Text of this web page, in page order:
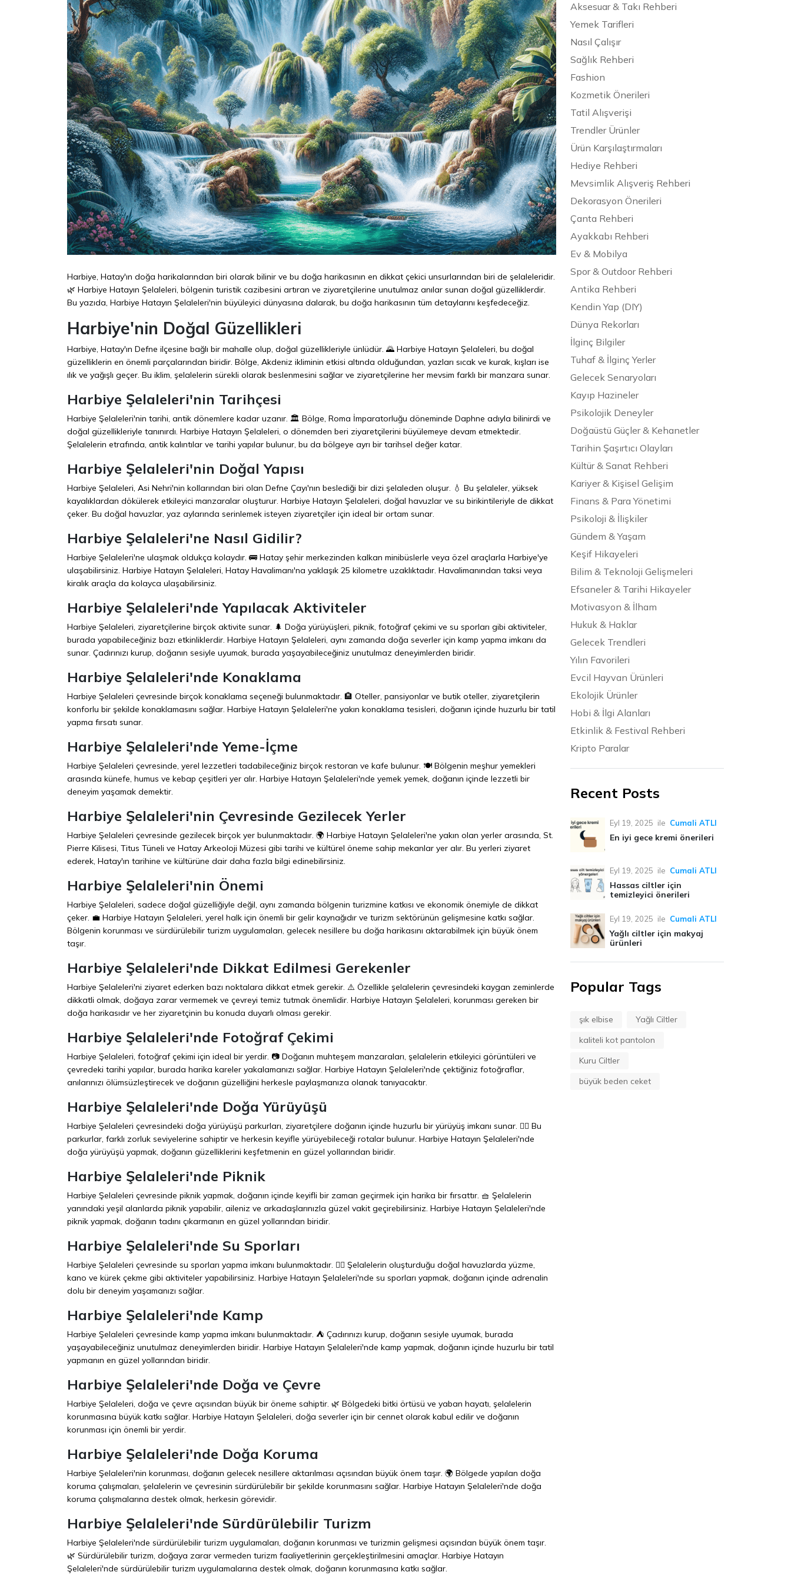
Harbiye, Hatay'ın doğa harikalarından biri olarak bilinir ve bu doğa harikasının en dikkat çekici unsurlarından biri de şelaleleridir.
🌿 Harbiye Hatayın Şelaleleri, bölgenin turistik cazibesini artıran ve ziyaretçilerine unutulmaz anılar sunan doğal güzelliklerdir.
Bu yazıda, Harbiye Hatayın Şelaleleri'nin büyüleyici dünyasına dalarak, bu doğa harikasının tüm detaylarını keşfedeceğiz.
Harbiye'nin Doğal Güzellikleri
Harbiye, Hatay'ın Defne ilçesine bağlı bir mahalle olup, doğal güzellikleriyle ünlüdür. 🌄 Harbiye Hatayın Şelaleleri, bu doğal
güzelliklerin en önemli parçalarından biridir. Bölge, Akdeniz ikliminin etkisi altında olduğundan, yazları sıcak ve kurak, kışları ise
ılık ve yağışlı geçer. Bu iklim, şelalelerin sürekli olarak beslenmesini sağlar ve ziyaretçilerine her mevsim farklı bir manzara sunar.
Harbiye Şelaleleri'nin Tarihçesi
Harbiye Şelaleleri'nin tarihi, antik dönemlere kadar uzanır. 🏛️ Bölge, Roma İmparatorluğu döneminde Daphne adıyla bilinirdi ve
doğal güzellikleriyle tanınırdı. Harbiye Hatayın Şelaleleri, o dönemden beri ziyaretçilerini büyülemeye devam etmektedir.
Şelalelerin etrafında, antik kalıntılar ve tarihi yapılar bulunur, bu da bölgeye ayrı bir tarihsel değer katar.
Harbiye Şelaleleri'nin Doğal Yapısı
Harbiye Şelaleleri, Asi Nehri'nin kollarından biri olan Defne Çayı'nın beslediği bir dizi şelaleden oluşur. 💧 Bu şelaleler, yüksek
kayalıklardan dökülerek etkileyici manzaralar oluşturur. Harbiye Hatayın Şelaleleri, doğal havuzlar ve su birikintileriyle de dikkat
çeker. Bu doğal havuzlar, yaz aylarında serinlemek isteyen ziyaretçiler için ideal bir ortam sunar.
Harbiye Şelaleleri'ne Nasıl Gidilir?
Harbiye Şelaleleri'ne ulaşmak oldukça kolaydır. 🚌 Hatay şehir merkezinden kalkan minibüslerle veya özel araçlarla Harbiye'ye
ulaşabilirsiniz. Harbiye Hatayın Şelaleleri, Hatay Havalimanı'na yaklaşık 25 kilometre uzaklıktadır. Havalimanından taksi veya
kiralık araçla da kolayca ulaşabilirsiniz.
Harbiye Şelaleleri'nde Yapılacak Aktiviteler
Harbiye Şelaleleri, ziyaretçilerine birçok aktivite sunar. 🌲 Doğa yürüyüşleri, piknik, fotoğraf çekimi ve su sporları gibi aktiviteler,
burada yapabileceğiniz bazı etkinliklerdir. Harbiye Hatayın Şelaleleri, aynı zamanda doğa severler için kamp yapma imkanı da
sunar. Çadırınızı kurup, doğanın sesiyle uyumak, burada yaşayabileceğiniz unutulmaz deneyimlerden biridir.
Harbiye Şelaleleri'nde Konaklama
Harbiye Şelaleleri çevresinde birçok konaklama seçeneği bulunmaktadır. 🏨 Oteller, pansiyonlar ve butik oteller, ziyaretçilerin
konforlu bir şekilde konaklamasını sağlar. Harbiye Hatayın Şelaleleri'ne yakın konaklama tesisleri, doğanın içinde huzurlu bir tatil
yapma fırsatı sunar.
Harbiye Şelaleleri'nde Yeme-İçme
Harbiye Şelaleleri çevresinde, yerel lezzetleri tadabileceğiniz birçok restoran ve kafe bulunur. 🍽️ Bölgenin meşhur yemekleri
arasında künefe, humus ve kebap çeşitleri yer alır. Harbiye Hatayın Şelaleleri'nde yemek yemek, doğanın içinde lezzetli bir
deneyim yaşamak demektir.
Harbiye Şelaleleri'nin Çevresinde Gezilecek Yerler
Harbiye Şelaleleri çevresinde gezilecek birçok yer bulunmaktadır. 🌍 Harbiye Hatayın Şelaleleri'ne yakın olan yerler arasında, St.
Pierre Kilisesi, Titus Tüneli ve Hatay Arkeoloji Müzesi gibi tarihi ve kültürel öneme sahip mekanlar yer alır. Bu yerleri ziyaret
ederek, Hatay'ın tarihine ve kültürüne dair daha fazla bilgi edinebilirsiniz.
Harbiye Şelaleleri'nin Önemi
Harbiye Şelaleleri, sadece doğal güzelliğiyle değil, aynı zamanda bölgenin turizmine katkısı ve ekonomik önemiyle de dikkat
çeker. 💼 Harbiye Hatayın Şelaleleri, yerel halk için önemli bir gelir kaynağıdır ve turizm sektörünün gelişmesine katkı sağlar.
Bölgenin korunması ve sürdürülebilir turizm uygulamaları, gelecek nesillere bu doğa harikasını aktarabilmek için büyük önem
taşır.
Harbiye Şelaleleri'nde Dikkat Edilmesi Gerekenler
Harbiye Şelaleleri'ni ziyaret ederken bazı noktalara dikkat etmek gerekir. ⚠️ Özellikle şelalelerin çevresindeki kaygan zeminlerde
dikkatli olmak, doğaya zarar vermemek ve çevreyi temiz tutmak önemlidir. Harbiye Hatayın Şelaleleri, korunması gereken bir
doğa harikasıdır ve her ziyaretçinin bu konuda duyarlı olması gerekir.
Harbiye Şelaleleri'nde Fotoğraf Çekimi
Harbiye Şelaleleri, fotoğraf çekimi için ideal bir yerdir. 📷 Doğanın muhteşem manzaraları, şelalelerin etkileyici görüntüleri ve
çevredeki tarihi yapılar, burada harika kareler yakalamanızı sağlar. Harbiye Hatayın Şelaleleri'nde çektiğiniz fotoğraflar,
anılarınızı ölümsüzleştirecek ve doğanın güzelliğini herkesle paylaşmanıza olanak tanıyacaktır.
Harbiye Şelaleleri'nde Doğa Yürüyüşü
Harbiye Şelaleleri çevresindeki doğa yürüyüşü parkurları, ziyaretçilere doğanın içinde huzurlu bir yürüyüş imkanı sunar. 🚶‍♂️ Bu
parkurlar, farklı zorluk seviyelerine sahiptir ve herkesin keyifle yürüyebileceği rotalar bulunur. Harbiye Hatayın Şelaleleri'nde
doğa yürüyüşü yapmak, doğanın güzelliklerini keşfetmenin en güzel yollarından biridir.
Harbiye Şelaleleri'nde Piknik
Harbiye Şelaleleri çevresinde piknik yapmak, doğanın içinde keyifli bir zaman geçirmek için harika bir fırsattır. 🧺 Şelalelerin
yanındaki yeşil alanlarda piknik yapabilir, aileniz ve arkadaşlarınızla güzel vakit geçirebilirsiniz. Harbiye Hatayın Şelaleleri'nde
piknik yapmak, doğanın tadını çıkarmanın en güzel yollarından biridir.
Harbiye Şelaleleri'nde Su Sporları
Harbiye Şelaleleri çevresinde su sporları yapma imkanı bulunmaktadır. 🏄‍♂️ Şelalelerin oluşturduğu doğal havuzlarda yüzme,
kano ve kürek çekme gibi aktiviteler yapabilirsiniz. Harbiye Hatayın Şelaleleri'nde su sporları yapmak, doğanın içinde adrenalin
dolu bir deneyim yaşamanızı sağlar.
Harbiye Şelaleleri'nde Kamp
Harbiye Şelaleleri çevresinde kamp yapma imkanı bulunmaktadır. ⛺ Çadırınızı kurup, doğanın sesiyle uyumak, burada
yaşayabileceğiniz unutulmaz deneyimlerden biridir. Harbiye Hatayın Şelaleleri'nde kamp yapmak, doğanın içinde huzurlu bir tatil
yapmanın en güzel yollarından biridir.
Harbiye Şelaleleri'nde Doğa ve Çevre
Harbiye Şelaleleri, doğa ve çevre açısından büyük bir öneme sahiptir. 🌿 Bölgedeki bitki örtüsü ve yaban hayatı, şelalelerin
korunmasına büyük katkı sağlar. Harbiye Hatayın Şelaleleri, doğa severler için bir cennet olarak kabul edilir ve doğanın
korunması için önemli bir yerdir.
Harbiye Şelaleleri'nde Doğa Koruma
Harbiye Şelaleleri'nin korunması, doğanın gelecek nesillere aktarılması açısından büyük önem taşır. 🌍 Bölgede yapılan doğa
koruma çalışmaları, şelalelerin ve çevresinin sürdürülebilir bir şekilde korunmasını sağlar. Harbiye Hatayın Şelaleleri'nde doğa
koruma çalışmalarına destek olmak, herkesin görevidir.
Harbiye Şelaleleri'nde Sürdürülebilir Turizm
Harbiye Şelaleleri'nde sürdürülebilir turizm uygulamaları, doğanın korunması ve turizmin gelişmesi açısından büyük önem taşır.
🌿 Sürdürülebilir turizm, doğaya zarar vermeden turizm faaliyetlerinin gerçekleştirilmesini amaçlar. Harbiye Hatayın
Şelaleleri'nde sürdürülebilir turizm uygulamalarına destek olmak, doğanın korunmasına katkı sağlar.
Aksesuar & Takı Rehberi
Yemek Tarifleri
Nasıl Çalışır
Sağlık Rehberi
Fashion
Kozmetik Önerileri
Tatil Alışverişi
Trendler Ürünler
Ürün Karşılaştırmaları
Hediye Rehberi
Mevsimlik Alışveriş Rehberi
Dekorasyon Önerileri
Çanta Rehberi
Ayakkabı Rehberi
Ev & Mobilya
Spor & Outdoor Rehberi
Antika Rehberi
Kendin Yap (DIY)
Dünya Rekorları
İlginç Bilgiler
Tuhaf & İlginç Yerler
Gelecek Senaryoları
Kayıp Hazineler
Psikolojik Deneyler
Doğaüstü Güçler & Kehanetler
Tarihin Şaşırtıcı Olayları
Kültür & Sanat Rehberi
Kariyer & Kişisel Gelişim
Finans & Para Yönetimi
Psikoloji & İlişkiler
Gündem & Yaşam
Keşif Hikayeleri
Bilim & Teknoloji Gelişmeleri
Efsaneler & Tarihi Hikayeler
Motivasyon & İlham
Hukuk & Haklar
Gelecek Trendleri
Yılın Favorileri
Evcil Hayvan Ürünleri
Ekolojik Ürünler
Hobi & İlgi Alanları
Etkinlik & Festival Rehberi
Kripto Paralar
Recent Posts
Eyl 19, 2025 ile Cumali ATLI
En iyi gece kremi önerileri
Eyl 19, 2025 ile Cumali ATLI
Hassas ciltler için
temizleyici önerileri
Eyl 19, 2025 ile Cumali ATLI
Yağlı ciltler için makyaj
ürünleri
Popular Tags
şık elbise
Yağlı Ciltler
kaliteli kot pantolon
Kuru Ciltler
büyük beden ceket